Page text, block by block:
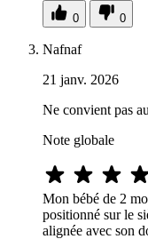
0 0
Nafnaf
21 janv. 2026
Ne convient pas
Note globale
Mon bébé de 2
positionné sur le
alignée avec son